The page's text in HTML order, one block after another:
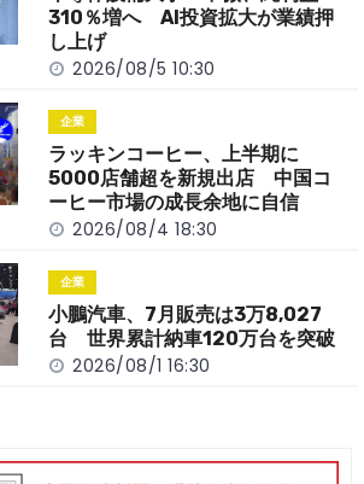
310％増へ AI投資拡大が業績押
し上げ
2026/08/5 10:30
企業
ラッキンコーヒー、上半期に
5000店舗超を新規出店 中国コ
ーヒー市場の成長余地に自信
2026/08/4 18:30
企業
小鵬汽車、7月販売は3万8,027
台 世界累計納車120万台を突破
2026/08/1 16:30